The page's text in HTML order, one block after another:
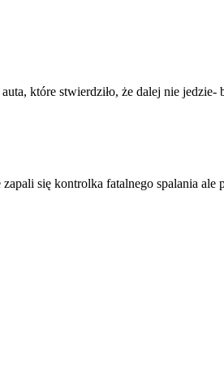
które stwierdziło, że dalej nie jedzie-
się kontrolka fatalnego spalania ale